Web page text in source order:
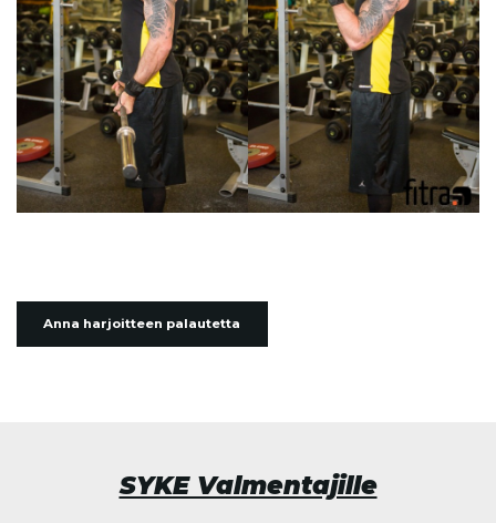
Anna harjoitteen palautetta
SYKE Valmentajille